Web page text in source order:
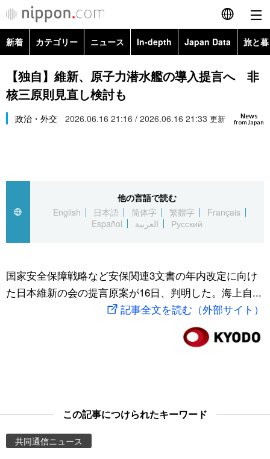
English
简体字
Русский
カテゴリー
経済・ビジネス
国際
文化
トップ
アーカイブ
In-depth
Japan Data
動画/Live
新着 カテゴリー ニュース In-depth Japan Data 旅と
政治・外交
経済・ビジネス
スポーツ・東京2020
Topics
【独自】維新、原子力潜水艦の導入提言へ 非
核三原則見直し検討も
News
from Japan
政治・外交 2026.06.16 21:16 / 2026.06.16 21:33 更新
他の言語で読む
English
日本語 简体字 繁體字
Français
Español
العربية Русский
国家安全保障戦略など安保関連3文書の年内改定に向け
た日本維新の会の提言原案が16日、判明した。海上自...
記事全文を読む（外部サイト）
この記事につけられたキーワード
共同通信ニュース